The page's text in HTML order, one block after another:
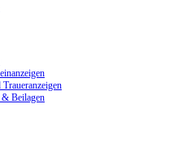
Beilagen